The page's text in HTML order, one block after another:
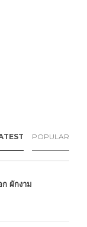
POPULAR
ก ผักงาม